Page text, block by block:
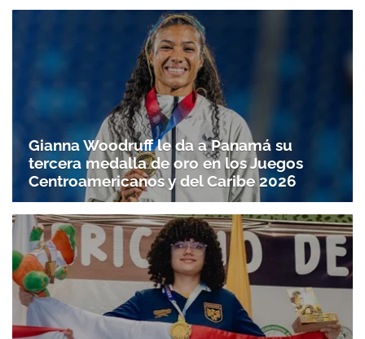
Gianna Woodruff le da a Panamá su
tercera medalla de oro en los Juegos
Centroamericanos y del Caribe 2026